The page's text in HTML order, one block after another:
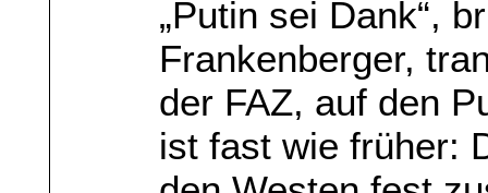
„Putin sei Dank“,
Frankenberger,
der FAZ, auf den
ist fast wie früher: